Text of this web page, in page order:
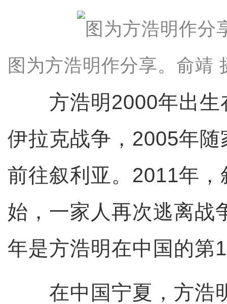
图为方浩明作分享。俞靖
方浩明2000年出生
伊拉克战争，2005年
前往叙利亚。2011年
始，一家人再次逃离战
年是方浩明在中国的第
在中国宁夏，方浩